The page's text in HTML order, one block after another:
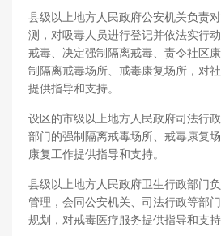
县级以上地方人民政府公安机关负责
测，对吸毒人员进行登记并依法实行
戒毒、决定强制隔离戒毒、责令社区
制隔离戒毒场所、戒毒康复场所，对
提供指导和支持。
设区的市级以上地方人民政府司法行
部门的强制隔离戒毒场所、戒毒康复
康复工作提供指导和支持。
县级以上地方人民政府卫生行政部门
管理，会同公安机关、司法行政等部
规划，对戒毒医疗服务提供指导和支持